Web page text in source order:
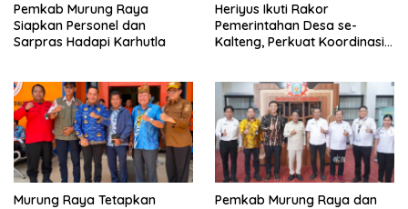
Pemkab Murung Raya
Siapkan Personel dan
Sarpras Hadapi Karhutla
Heriyus Ikuti Rakor
Pemerintahan Desa se-
Kalteng, Perkuat Koordinasi
Murung Raya Tetapkan
Pemkab Murung Raya dan